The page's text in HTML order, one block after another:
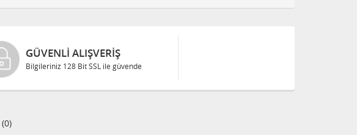
GÜVENLI ALIŞVERIŞ
Bilgileriniz 128 Bit SSL ile güvende
(0)